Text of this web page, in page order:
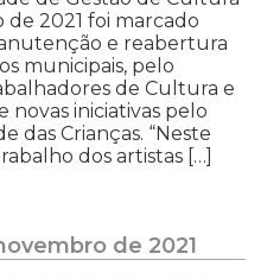
de 2021 foi marcado
e reabertura
municipais, pelo
de Cultura e
novas iniciativas pelo
das Crianças. “Neste
dos artistas […]
de 2021